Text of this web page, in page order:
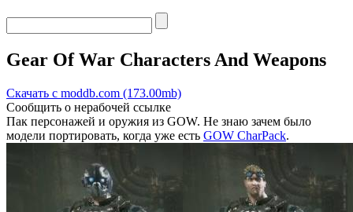
Gear Of War Characters And Weapons
Скачать с moddb.com (173.00mb)
Сообщить о нерабочей ссылке
Пак персонажей и оружия из GOW. Не знаю зачем было
модели портировать, когда уже есть GOW CharPack.